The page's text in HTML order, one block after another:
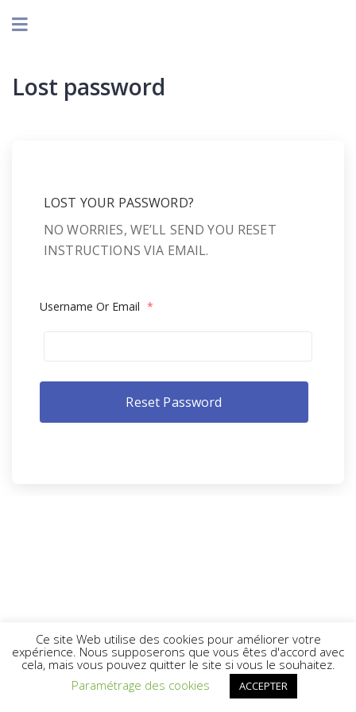
Lost password
LOST YOUR PASSWORD?
NO WORRIES, WE’LL SEND YOU RESET
INSTRUCTIONS VIA EMAIL.
Username Or Email *
Ce site Web utilise des cookies pour améliorer votre
expérience. Nous supposerons que vous êtes d'accord avec
cela, mais vous pouvez quitter le site si vous le souhaitez.
Paramétrage des cookies
ACCEPTER